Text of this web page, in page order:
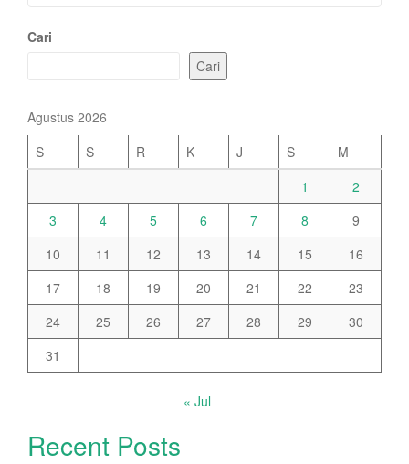
Cari
Cari
Agustus 2026
S
S R K J S
M
1
2
3
4 5 6 7 8
9
10
11 12 13 14 15
16
17
18 19 20 21 22
23
24
25 26 27 28 29
30
31
« Jul
Recent Posts